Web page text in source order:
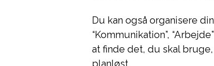
Du kan også organisere
“Kommunikation”,
at finde det, du skal
planløst.